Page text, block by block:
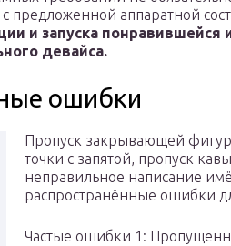
с предложенной аппаратной
и запуска понравившейся
девайса.
ошибки
Пропуск закрывающей
точки с запятой, пропуск
неправильное написание
распространённые ошибки
Частые ошибки 1: